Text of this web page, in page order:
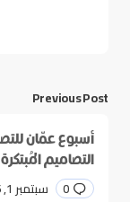
Previous Post
التصاميم المُبتكرة
0 سبتمبر 1, 2016